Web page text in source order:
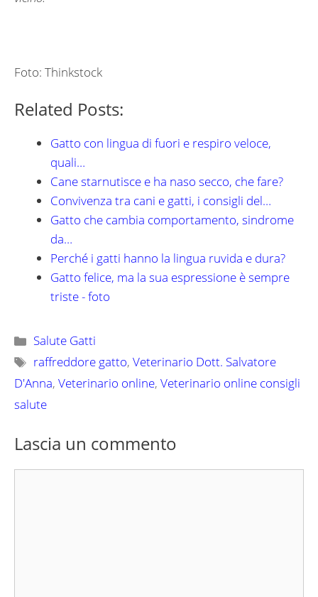
Foto: Thinkstock
Related Posts:
Gatto con lingua di fuori e respiro veloce,
quali…
Cane starnutisce e ha naso secco, che fare?
Convivenza tra cani e gatti, i consigli del…
Gatto che cambia comportamento, sindrome
da…
Perché i gatti hanno la lingua ruvida e dura?
Gatto felice, ma la sua espressione è sempre
triste - foto
Categorie
Salute Gatti
Tag
raffreddore gatto,Veterinario Dott. Salvatore
D'Anna, Veterinario online, Veterinario online consigli
salute
Lascia un commento